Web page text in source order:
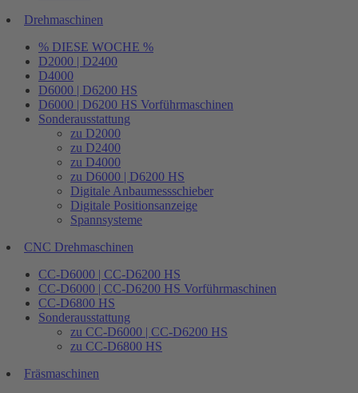
Drehmaschinen
% DIESE WOCHE %
D2000 | D2400
D4000
D6000 | D6200 HS
D6000 | D6200 HS Vorführmaschinen
Sonderausstattung
zu D2000
zu D2400
zu D4000
zu D6000 | D6200 HS
Digitale Anbaumessschieber
Digitale Positionsanzeige
Spannsysteme
CNC Drehmaschinen
CC-D6000 | CC-D6200 HS
CC-D6000 | CC-D6200 HS Vorführmaschinen
CC-D6800 HS
Sonderausstattung
zu CC-D6000 | CC-D6200 HS
zu CC-D6800 HS
Fräsmaschinen